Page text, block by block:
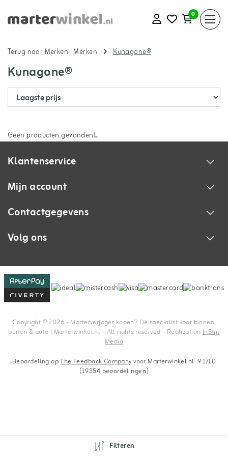
0
Terug naar Merken | Merken Kunagone®
Kunagone®
Geen producten gevonden!...
Klantenservice
Mijn account
Contactgegevens
Volg ons
Copyright © 2026 - Marterverjager kopen? Dé specialist voor binnen,
buiten & auto | Marterwinkel.nl - All rights reserved - Realization InStijl
Media
Filteren
Beoordeling opThe Feedback Companyvoor Marterwinkel.nl: 9.1/10
(19354 beoordelingen)